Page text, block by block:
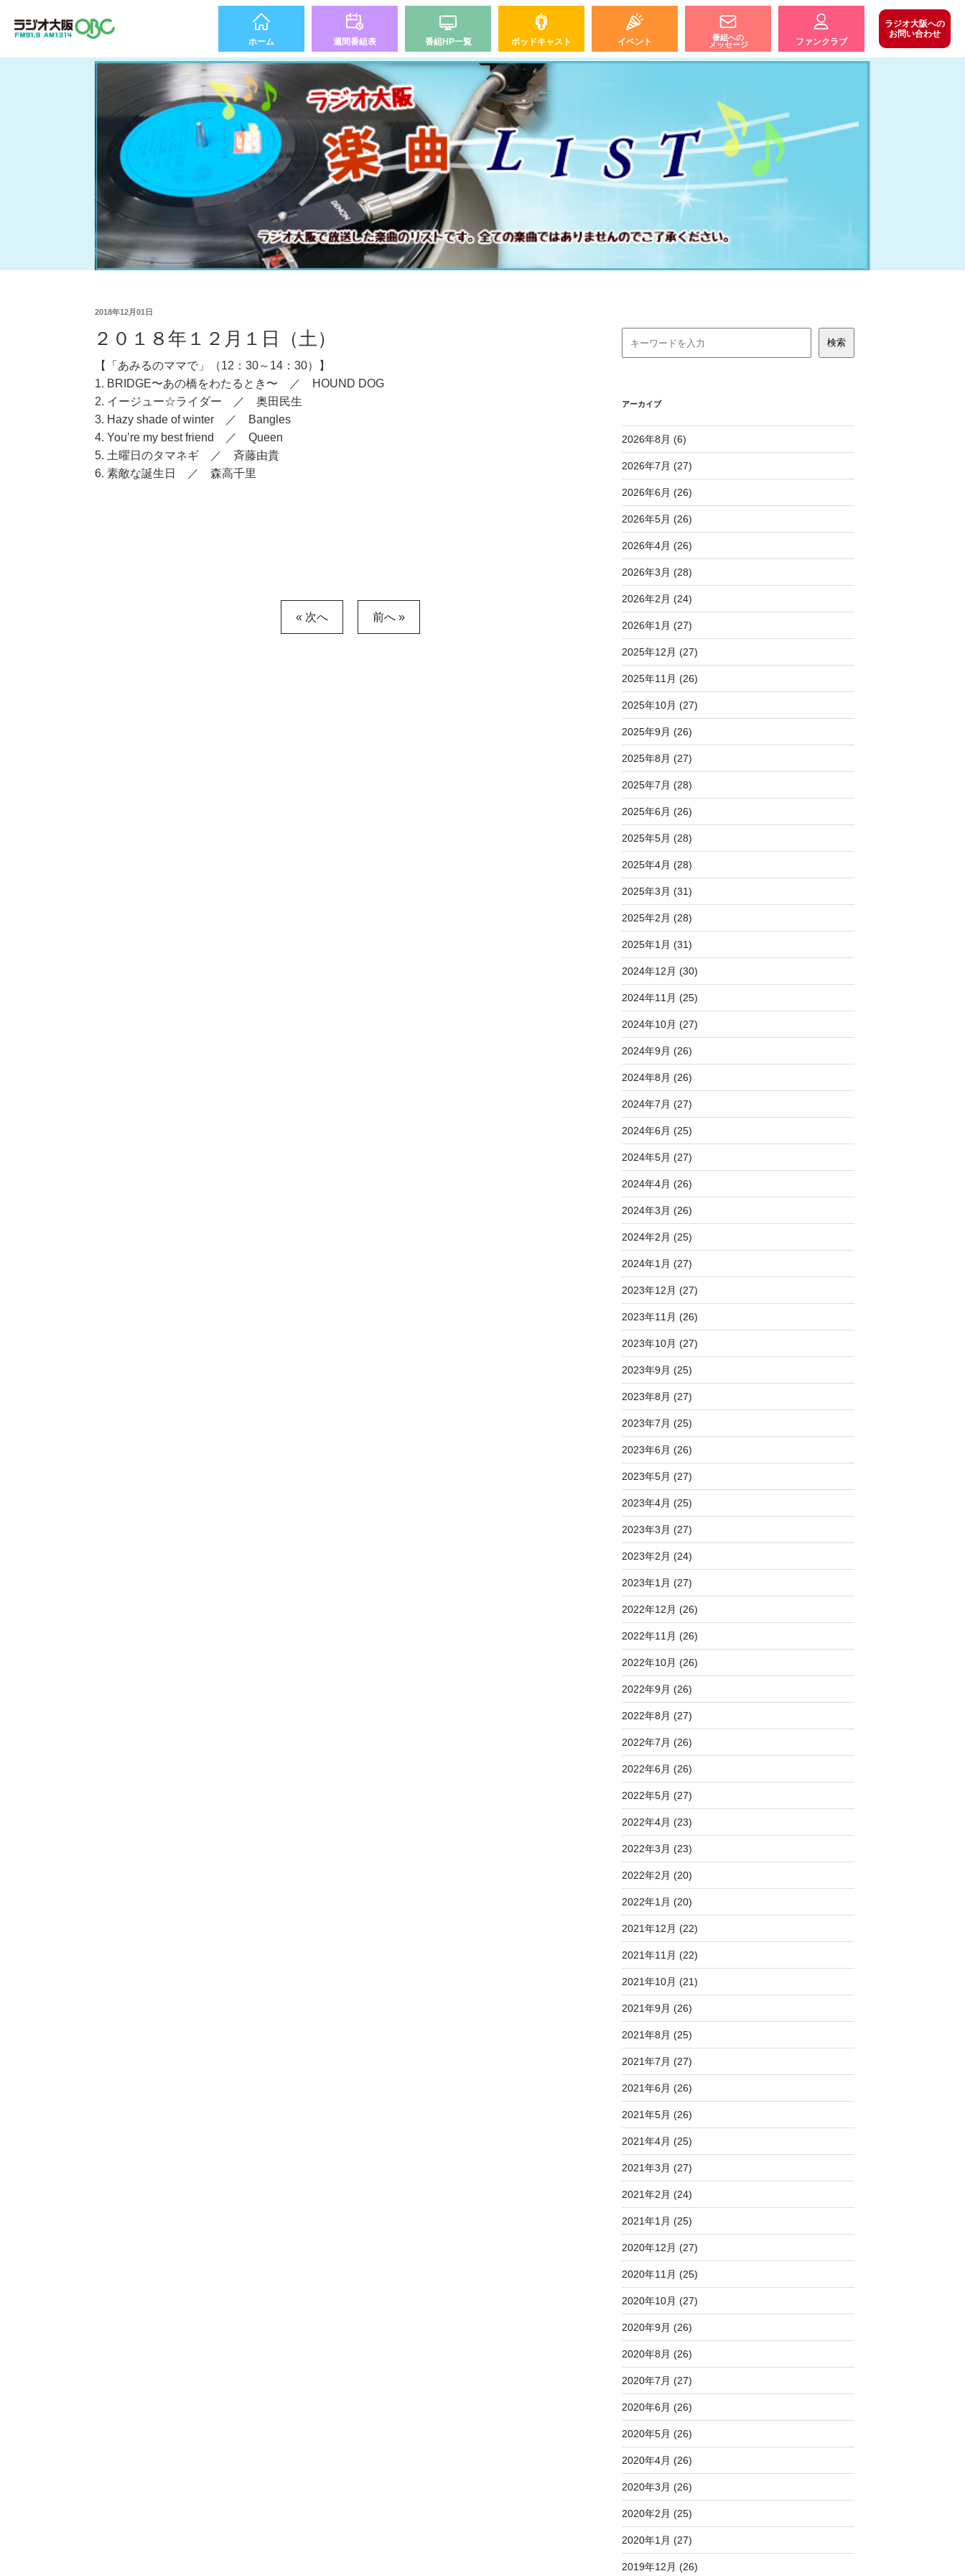
ホーム 週間番組表 番組HP一覧 ポッドキャスト イベント
番組への
メッセージ
ファンクラブ
ラジオ大阪への
お問い合わせ
2018年12月01日
２０１８年１２月１日（土）
【「あみるのママで」（12：30～14：30）】
1. BRIDGE〜あの橋をわたるとき〜 ／ HOUND DOG
2. イージュー☆ライダー ／ 奥田民生
3. Hazy shade of winter ／ Bangles
4. You’re my best friend ／ Queen
5. 土曜日のタマネギ ／ 斉藤由貴
6. 素敵な誕生日 ／ 森高千里
« 次へ 前へ »
アーカイブ
2026年8月 (6)
2026年7月 (27)
2026年6月 (26)
2026年5月 (26)
2026年4月 (26)
2026年3月 (28)
2026年2月 (24)
2026年1月 (27)
2025年12月 (27)
2025年11月 (26)
2025年10月 (27)
2025年9月 (26)
2025年8月 (27)
2025年7月 (28)
2025年6月 (26)
2025年5月 (28)
2025年4月 (28)
2025年3月 (31)
2025年2月 (28)
2025年1月 (31)
2024年12月 (30)
2024年11月 (25)
2024年10月 (27)
2024年9月 (26)
2024年8月 (26)
2024年7月 (27)
2024年6月 (25)
2024年5月 (27)
2024年4月 (26)
2024年3月 (26)
2024年2月 (25)
2024年1月 (27)
2023年12月 (27)
2023年11月 (26)
2023年10月 (27)
2023年9月 (25)
2023年8月 (27)
2023年7月 (25)
2023年6月 (26)
2023年5月 (27)
2023年4月 (25)
2023年3月 (27)
2023年2月 (24)
2023年1月 (27)
2022年12月 (26)
2022年11月 (26)
2022年10月 (26)
2022年9月 (26)
2022年8月 (27)
2022年7月 (26)
2022年6月 (26)
2022年5月 (27)
2022年4月 (23)
2022年3月 (23)
2022年2月 (20)
2022年1月 (20)
2021年12月 (22)
2021年11月 (22)
2021年10月 (21)
2021年9月 (26)
2021年8月 (25)
2021年7月 (27)
2021年6月 (26)
2021年5月 (26)
2021年4月 (25)
2021年3月 (27)
2021年2月 (24)
2021年1月 (25)
2020年12月 (27)
2020年11月 (25)
2020年10月 (27)
2020年9月 (26)
2020年8月 (26)
2020年7月 (27)
2020年6月 (26)
2020年5月 (26)
2020年4月 (26)
2020年3月 (26)
2020年2月 (25)
2020年1月 (27)
2019年12月 (26)